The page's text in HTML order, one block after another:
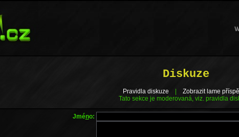
Diskuze
Pravidla diskuze
Zobrazit lame
Tato sekce je moderovaná, viz. pravidla
Jméno: